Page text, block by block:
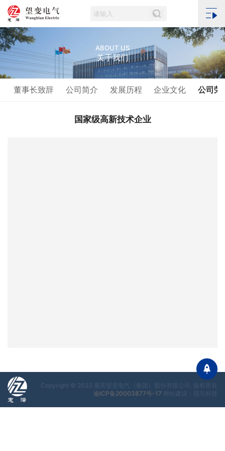
ABOUT US
关于我们
董事长致辞 公司简介 发展历程 企业文化 公司荣
国家级高新技术企业
Copyright © 2023 重庆望变电气（集团）股份有限公司. 版权所有
渝ICP备20003877号-17 网站建设：指引科技